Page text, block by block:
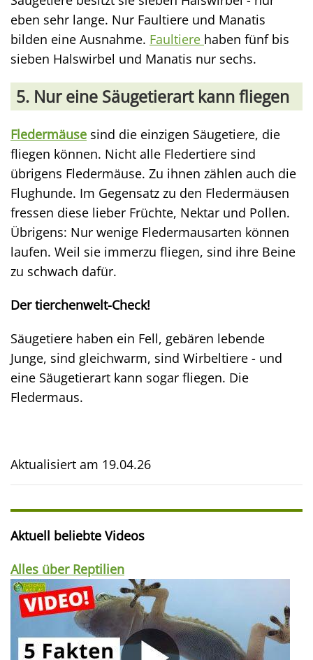
eben sehr lange. Nur Faultiere und Manatis
bilden eine Ausnahme. Faultiere haben fünf bis
sieben Halswirbel und Manatis nur sechs.
5. Nur eine Säugetierart kann fliegen
Fledermäuse sind die einzigen Säugetiere, die
fliegen können. Nicht alle Fledertiere sind
übrigens Fledermäuse. Zu ihnen zählen auch die
Flughunde. Im Gegensatz zu den Fledermäusen
fressen diese lieber Früchte, Nektar und Pollen.
Übrigens: Nur wenige Fledermausarten können
laufen. Weil sie immerzu fliegen, sind ihre Beine
zu schwach dafür.
Der tierchenwelt-Check!
Säugetiere haben ein Fell, gebären lebende
Junge, sind gleichwarm, sind Wirbeltiere - und
eine Säugetierart kann sogar fliegen. Die
Fledermaus.
Aktualisiert am 19.04.26
Aktuell beliebte Videos
Alles über Reptilien